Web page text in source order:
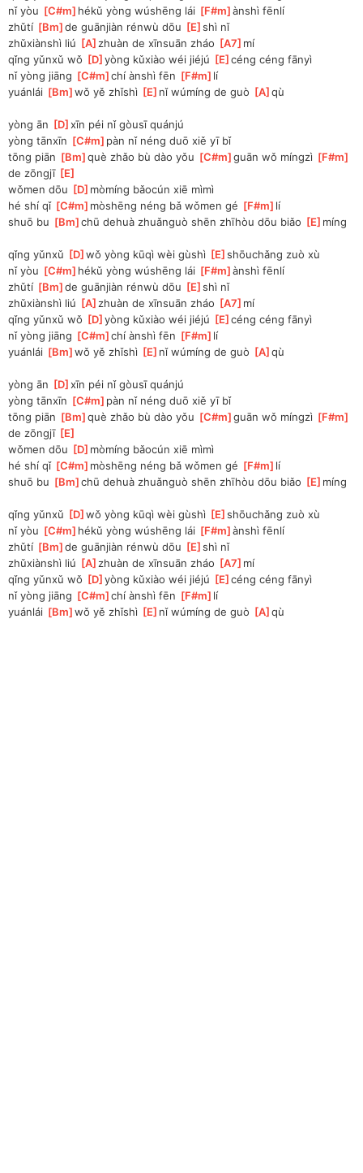
nǐ yòu [C#m ]hékǔ yòng wúshēng lái [F#m ]
ànshì fēnlí
zhǔtí [Bm ]
de guānjiàn rénwù dōu [E ]
shì nǐ
zhǔxiànshì liú [A ]zhuàn de xīnsuān zháo [A7 ]mí
qǐng yǔnxǔ wǒ [D ]
yòng kǔxiào wéi jiéjú [E ]
céng céng fānyì
nǐ yòng jiāng [C#m ]
chí ànshì fēn [F#m ]lí
yuánlái [Bm ]
wǒ yě zhǐshì [E ]nǐ wúmíng de guò [A ]
qù
yòng ān [D ]
xīn péi nǐ gòusī quánjú
yòng tānxīn [C#m ]pàn nǐ néng duō xiě yī bǐ
tōng piān [Bm ]
què zhǎo bù dào yǒu [C#m ]
guān wǒ míngzì [F#m
de zōngjī [E
wǒmen dōu [D ]mòmíng bǎocún xiē mìmì
hé shí qǐ [C#m ]mòshēng néng bǎ wǒmen gé [F#m ]lí
shuō bu [Bm ]
chū dehuà zhuǎnguò shēn zhīhòu dōu biǎo [E ]míng
qǐng yǔnxǔ [D ]
wǒ yòng kūqì wèi gùshì [E ]
shōuchǎng zuò xù
nǐ yòu [C#m ]hékǔ yòng wúshēng lái [F#m ]
ànshì fēnlí
zhǔtí [Bm ]
de guānjiàn rénwù dōu [E ]
shì nǐ
zhǔxiànshì liú [A ]zhuàn de xīnsuān zháo [A7 ]mí
qǐng yǔnxǔ wǒ [D ]
yòng kǔxiào wéi jiéjú [E ]
céng céng fānyì
nǐ yòng jiāng [C#m ]
chí ànshì fēn [F#m ]lí
yuánlái [Bm ]
wǒ yě zhǐshì [E ]nǐ wúmíng de guò [A ]
qù
yòng ān [D ]
xīn péi nǐ gòusī quánjú
yòng tānxīn [C#m ]pàn nǐ néng duō xiě yī bǐ
tōng piān [Bm ]
què zhǎo bù dào yǒu [C#m ]
guān wǒ míngzì [F#m
de zōngjī [E
wǒmen dōu [D ]mòmíng bǎocún xiē mìmì
hé shí qǐ [C#m ]mòshēng néng bǎ wǒmen gé [F#m ]lí
shuō bu [Bm ]
chū dehuà zhuǎnguò shēn zhīhòu dōu biǎo [E ]míng
qǐng yǔnxǔ [D ]
wǒ yòng kūqì wèi gùshì [E ]
shōuchǎng zuò xù
nǐ yòu [C#m ]hékǔ yòng wúshēng lái [F#m ]
ànshì fēnlí
zhǔtí [Bm ]
de guānjiàn rénwù dōu [E ]
shì nǐ
zhǔxiànshì liú [A ]zhuàn de xīnsuān zháo [A7 ]mí
qǐng yǔnxǔ wǒ [D ]
yòng kǔxiào wéi jiéjú [E ]
céng céng fānyì
nǐ yòng jiāng [C#m ]
chí ànshì fēn [F#m ]lí
yuánlái [Bm ]
wǒ yě zhǐshì [E ]nǐ wúmíng de guò [A ]
qù